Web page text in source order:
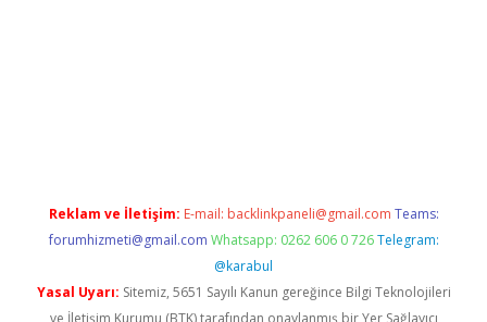
Reklam ve İletişim: E-mail: backlinkpaneli@gmail.com Teams:
forumhizmeti@gmail.com Whatsapp: 0262 606 0 726 Telegram:
@karabul
Yasal Uyarı: Sitemiz, 5651 Sayılı Kanun gereğince Bilgi Teknolojileri
ve İletişim Kurumu (BTK) tarafından onaylanmış bir Yer Sağlayıcı